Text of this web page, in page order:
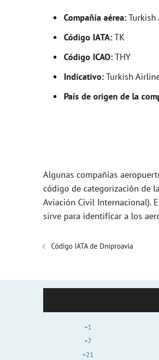
Compañía aérea:Turkish
Código IATA:TK
Código ICAO:THY
Indicativo:Turkish
País de origen de la
Algunas compañías
código de categorización de
Aviación Civil Internacional).
sirve para identificar a los
Código IATA de Dniproavia
+1
+7
+21